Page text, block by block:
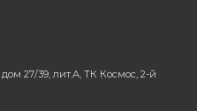
27/39, лит.А, ТК Космос, 2-й